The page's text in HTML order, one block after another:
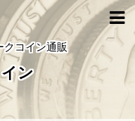
クコイン通販
ン